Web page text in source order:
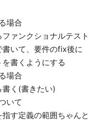
場合
ァンクショナルテスト
書いて、要件のfix後に
書くようにする
場合
く(書きたい)
いて
す定義の範囲ちゃんと